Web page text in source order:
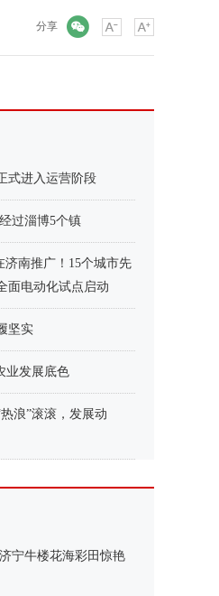
分享
式进入运营阶段
过淄博5个镇
济南推广！15个城市先
面电动化试点启动
坚实
业发展底色
浪”滚滚，发展动
宁牛楼花海彩田惊艳